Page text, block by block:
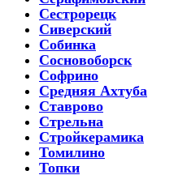
Сестрорецк
Сиверский
Собинка
Сосновоборск
Софрино
Средняя Ахтуба
Ставрово
Стрельна
Стройкерамика
Томилино
Топки